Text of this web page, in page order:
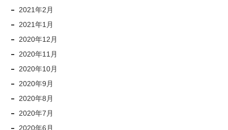
2021年2月
2021年1月
2020年12月
2020年11月
2020年10月
2020年9月
2020年8月
2020年7月
2020年6月